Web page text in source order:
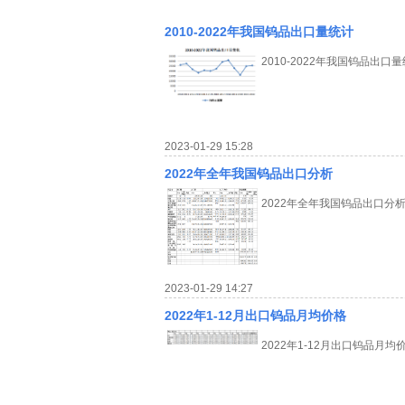
2010-2022年我国钨品出口量统计
2010-2022年我国钨品出口量
2023-01-29 15:28
2022年全年我国钨品出口分析
2022年全年我国钨品出口分析
2023-01-29 14:27
2022年1-12月出口钨品月均价格
2022年1-12月出口钨品月均价